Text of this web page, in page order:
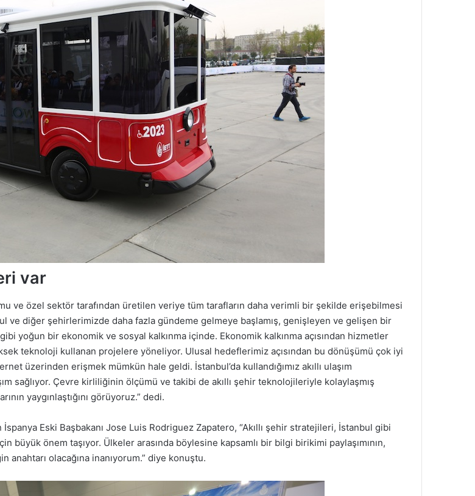
var
ve özel sektör tarafından üretilen veriye tüm tarafların daha verimli bir şekilde erişebilmesi
ve diğer şehirlerimizde daha fazla gündeme gelmeye başlamış, genişleyen ve gelişen bir
yoğun bir ekonomik ve sosyal kalkınma içinde. Ekonomik kalkınma açısından hizmetler
teknoloji kullanan projelere yöneliyor. Ulusal hedeflerimiz açısından bu dönüşümü çok iyi
üzerinden erişmek mümkün hale geldi. İstanbul’da kullandığımız akıllı ulaşım
sağlıyor. Çevre kirliliğinin ölçümü ve takibi de akıllı şehir teknolojileriyle kolaylaşmış
yaygınlaştığını görüyoruz.” dedi.
Eski Başbakanı Jose Luis Rodriguez Zapatero, “Akıllı şehir stratejileri, İstanbul gibi
önem taşıyor. Ülkeler arasında böylesine kapsamlı bir bilgi birikimi paylaşımının,
olacağına inanıyorum.” diye konuştu.